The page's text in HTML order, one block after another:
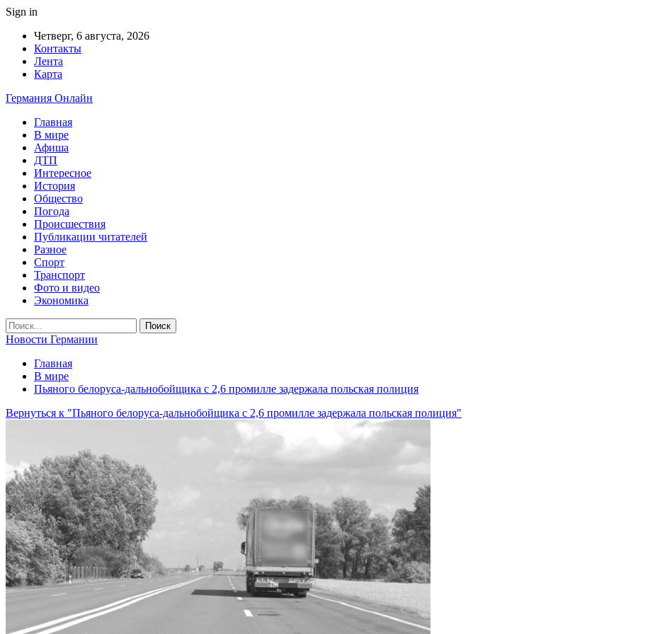
Sign in
Четверг, 6 августа, 2026
Контакты
Лента
Карта
Германия Онлайн
Главная
В мире
Афиша
ДТП
Интересное
История
Общество
Погода
Происшествия
Публикации читателей
Разное
Спорт
Транспорт
Фото и видео
Экономика
Новости Германии
Главная
В мире
Пьяного белоруса-дальнобойщика с 2,6 промилле задержала польская полиция
Вернуться к "Пьяного белоруса-дальнобойщика с 2,6 промилле задержала польская полиция"